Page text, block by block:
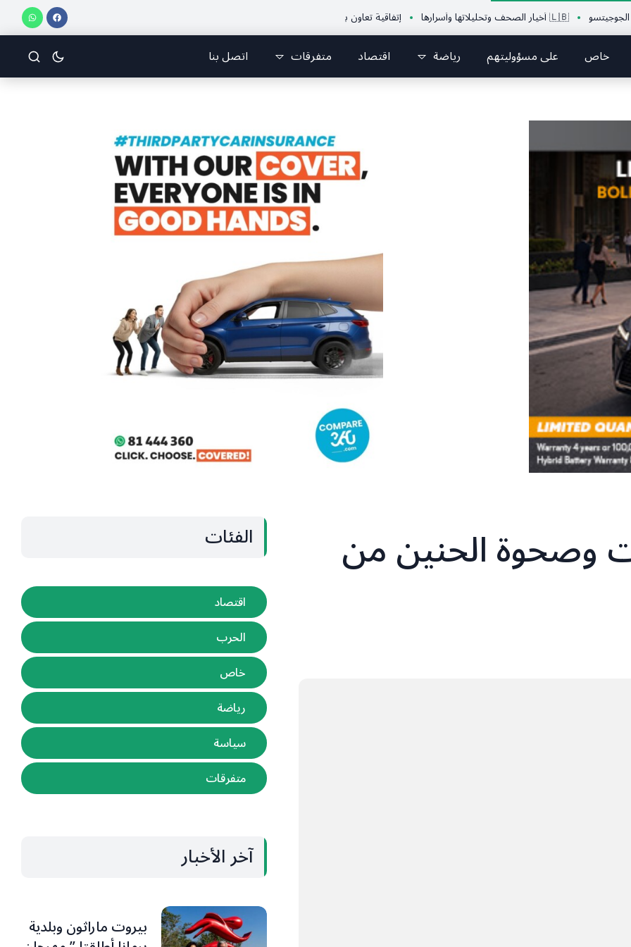
🇱🇧 أخيار الصحف وتحليلاتها وأسرارها إتفاقية تعاون بين الإتحاد اللبناني للرياضات الجوّية وجمعية طيّاري ومدرّبي الطيران الشراعي فريق جازو للسباقات
خاص على مسؤوليتهم رياضة اقتصاد متفرقات اتصل بنا
وصحوة الحنين من الفئات
اقتصاد
الحرب
خاص
رياضة
سياسة
متفرقات
آخر الأخبار
بيروت ماراثون وبلدية